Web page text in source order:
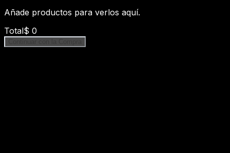
Añade productos para verlos aquí.
Total$ 0